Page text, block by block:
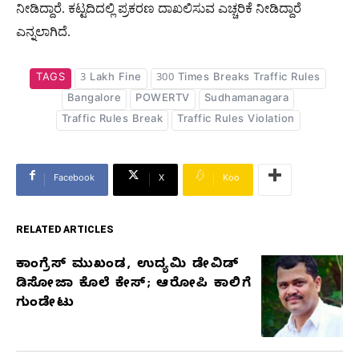
ನೀಡಿದ್ದಾರೆ. ಕಟ್ಟದಿದಲ್ಲಿ ಪ್ರಕರಣ ದಾಖಲಿಸುವ ಎಚ್ಚರಿಕೆ ನೀಡಿದ್ದಾರೆ
ಎನ್ನಲಾಗಿದೆ.
TAGS 3 Lakh Fine
300 Times Breaks Traffic Rules
Bangalore
POWERTV
Sudhamanagara
Traffic Rules Break
Traffic Rules Violation
Facebook X Koo
RELATED ARTICLES
RELATED
ಕಾಂಗ್ರೆಸ್‌ ಮುಖಂಡ, ಉದ್ಯಮಿ ಡೇವಿಡ್‌
ಡಿಸೋಜಾ ಕೊಲೆ ಕೇಸ್;‌ ಆರೋಪಿ ಕಾಲಿಗೆ
ಗುಂಡೇಟು